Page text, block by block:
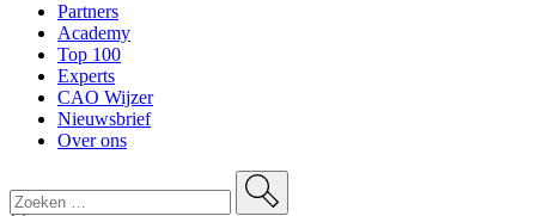
Partners
Academy
Top 100
Experts
CAO Wijzer
Nieuwsbrief
Over ons